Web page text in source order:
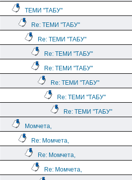
ТЕМИ "ТАБУ"
Re: ТЕМИ "ТАБУ"
Re: ТЕМИ "ТАБУ"
Re: ТЕМИ "ТАБУ"
Re: ТЕМИ "ТАБУ"
Re: ТЕМИ "ТАБУ"
Re: ТЕМИ "ТАБУ"
Re: ТЕМИ "ТАБУ"
Момчета,
Re: Момчета,
Re: Момчета,
Re: Момчета,